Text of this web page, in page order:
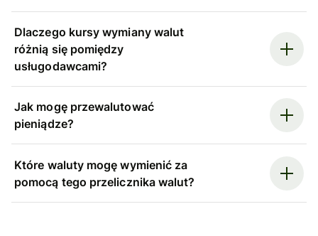
Dlaczego kursy wymiany walut
różnią się pomiędzy
usługodawcami?
Jak mogę przewalutować
pieniądze?
Które waluty mogę wymienić za
pomocą tego przelicznika walut?